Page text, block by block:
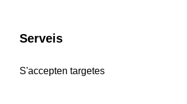
Serveis
S'accepten targetes